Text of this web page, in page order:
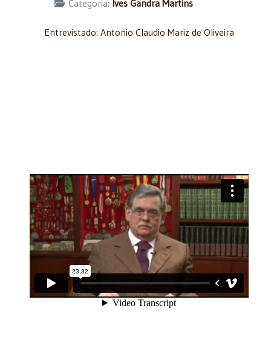
Categoria: Ives Gandra Martins
Entrevistado: Antonio Claudio Mariz de Oliveira